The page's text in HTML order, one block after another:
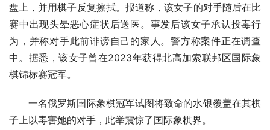
盘上，并用棋子反复擦拭。报道称，该女子的对手随后在比
赛中出现头晕恶心症状后送医。事发后该女子承认投毒行
为，并称对手此前诽谤自己的家人。警方称案件正在调查
中。据悉，该女子曾在2023年获得北高加索联邦区国际象
棋锦标赛冠军。
一名俄罗斯国际象棋冠军试图将致命的水银覆盖在其棋
子上以毒害她的对手，此举震惊了国际象棋界。